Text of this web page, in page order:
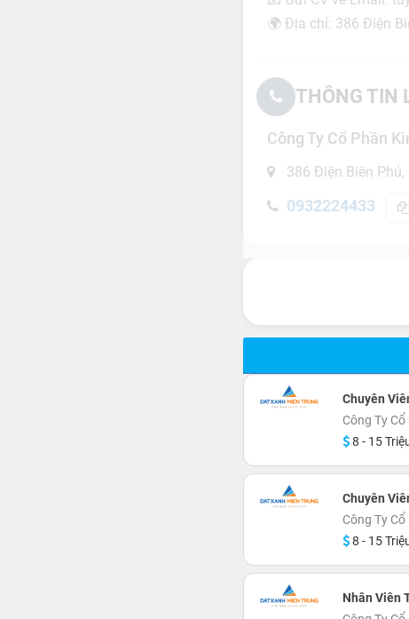
🌍 Địa chỉ: 386 Điện
THÔNG TIN
Công Ty Cổ Phần
386 Điện Biên
0932224433
Chuyên
Công Ty
8 - 15
Chuyên
Công Ty
8 - 15
Nhân Viên